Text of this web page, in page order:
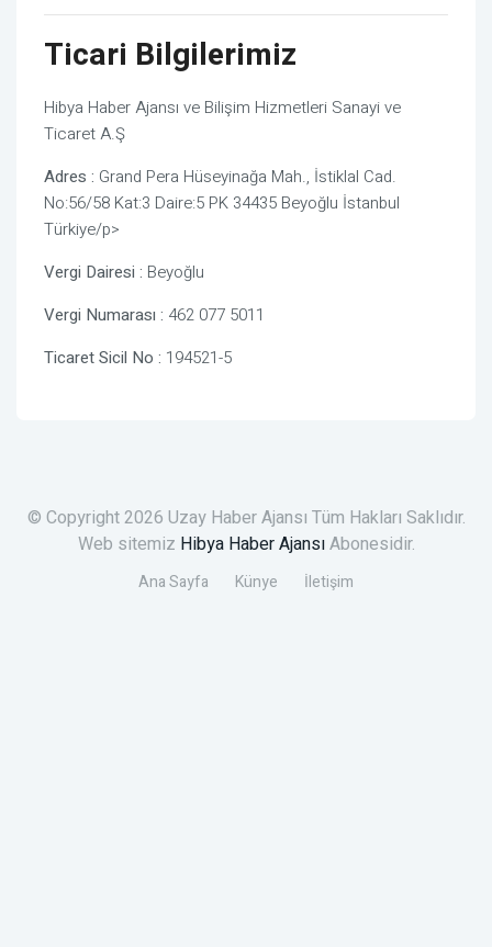
Ticari Bilgilerimiz
Hibya Haber Ajansı ve Bilişim Hizmetleri Sanayi ve
Ticaret A.Ş
Adres : Grand Pera Hüseyinağa Mah., İstiklal Cad.
No:56/58 Kat:3 Daire:5 PK 34435 Beyoğlu İstanbul
Türkiye/p>
Vergi Dairesi : Beyoğlu
Vergi Numarası : 462 077 5011
Ticaret Sicil No : 194521-5
© Copyright 2026 Uzay Haber Ajansı Tüm Hakları Saklıdır.
Web sitemiz Hibya Haber AjansıAbonesidir.
Ana Sayfa Künye İletişim